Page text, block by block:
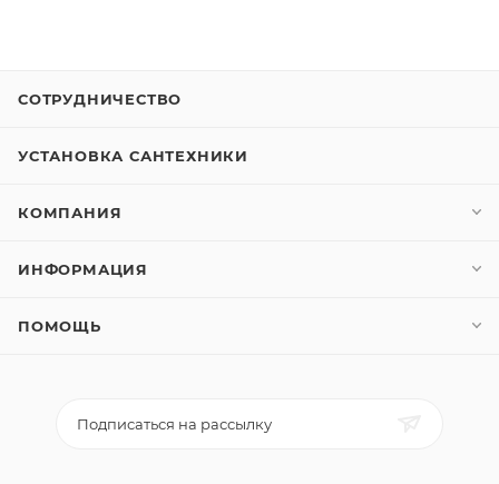
СОТРУДНИЧЕСТВО
УСТАНОВКА САНТЕХНИКИ
КОМПАНИЯ
ИНФОРМАЦИЯ
ПОМОЩЬ
Подписаться на рассылку